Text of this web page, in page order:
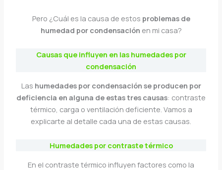
Pero ¿Cuál es la causa de estos problemas de
humedad por condensación en mi casa?
Causas que influyen en las humedades por
condensación
Las humedades por condensación se producen por
deficiencia en alguna de estas tres causas: contraste
térmico, carga o ventilación deficiente. Vamos a
explicarte al detalle cada una de estas causas.
Humedades por contraste térmico
En el contraste térmico influyen factores como la